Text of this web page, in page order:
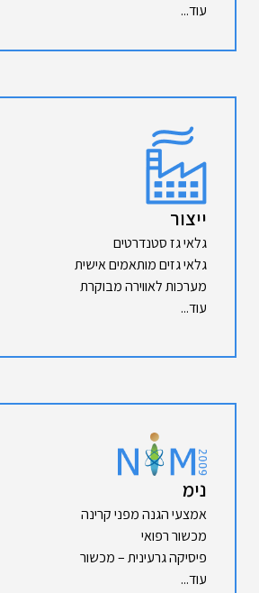
עוד...
ייצור
גלאי גז סטנדרטים
גלאי גזים מותאמים אישית
מערכות לאווירה מבוקרת
עוד...
נימ
אמצעי הגנה מפני קרינה
מכשור רפואי
פיסיקה גרעינית – מכשור
עוד...